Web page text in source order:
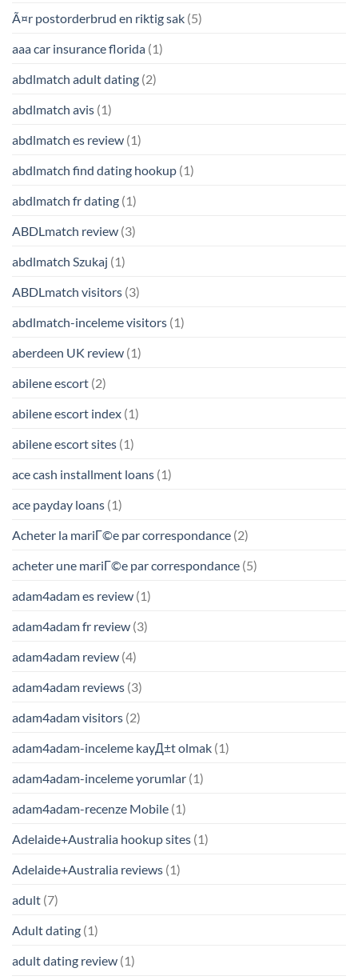
Ã¤r postorderbrud en riktig sak (5)
aaa car insurance florida (1)
abdlmatch adult dating (2)
abdlmatch avis (1)
abdlmatch es review (1)
abdlmatch find dating hookup (1)
abdlmatch fr dating (1)
ABDLmatch review (3)
abdlmatch Szukaj (1)
ABDLmatch visitors (3)
abdlmatch-inceleme visitors (1)
aberdeen UK review (1)
abilene escort (2)
abilene escort index (1)
abilene escort sites (1)
ace cash installment loans (1)
ace payday loans (1)
Acheter la mariГ©e par correspondance (2)
acheter une mariГ©e par correspondance (5)
adam4adam es review (1)
adam4adam fr review (3)
adam4adam review (4)
adam4adam reviews (3)
adam4adam visitors (2)
adam4adam-inceleme kayД±t olmak (1)
adam4adam-inceleme yorumlar (1)
adam4adam-recenze Mobile (1)
Adelaide+Australia hookup sites (1)
Adelaide+Australia reviews (1)
adult (7)
Adult dating (1)
adult dating review (1)